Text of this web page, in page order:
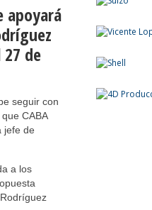
apoyará
de
seguir con
CABA
jefe de
a los